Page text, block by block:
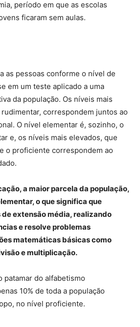
período em que as escolas
ficaram sem aulas.
as pessoas conforme o nível de
em um teste aplicado a uma
da população. Os níveis mais
correspondem juntos ao
O nível elementar é, sozinho, o
e, os níveis mais elevados, que
o proficiente correspondem ao
a maior parcela da população,
o que significa que
extensão média, realizando
e resolve problemas
matemáticas básicas como
e multiplicação.
patamar do alfabetismo
10% de toda a população
no nível proficiente.